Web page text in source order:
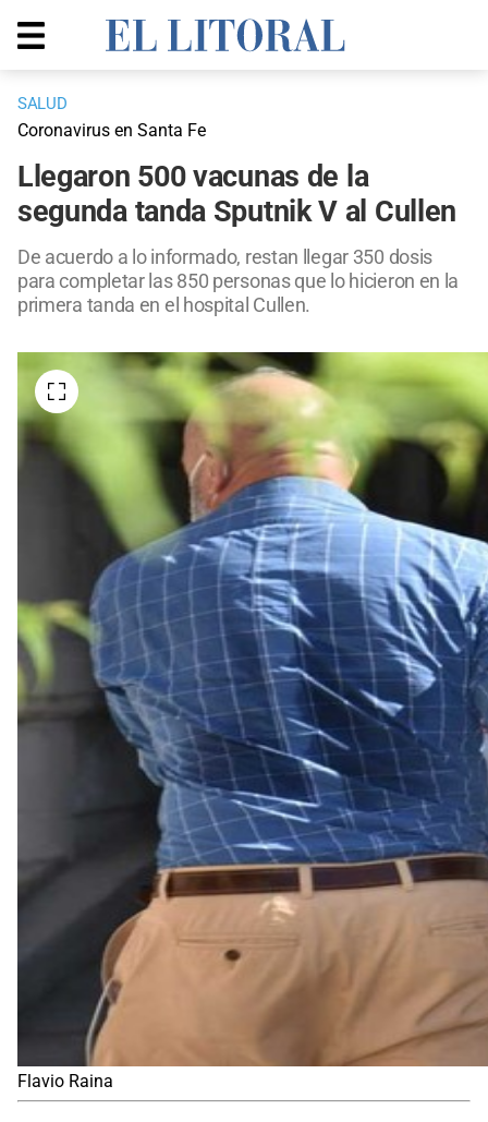
SALUD
Coronavirus en Santa Fe
Llegaron 500 vacunas de la
segunda tanda Sputnik V al Cullen
De acuerdo a lo informado, restan llegar 350 dosis
para completar las 850 personas que lo hicieron en la
primera tanda en el hospital Cullen.
Flavio Raina